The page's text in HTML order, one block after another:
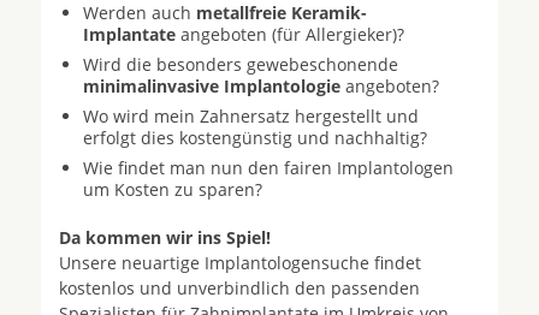
Werden auch metallfreie Keramik-
Implantate angeboten (für Allergieker)?
Wird die besonders gewebeschonende
minimalinvasive Implantologie angeboten?
Wo wird mein Zahnersatz hergestellt und
erfolgt dies kostengünstig und nachhaltig?
Wie findet man nun den fairen Implantologen
um Kosten zu sparen?
Da kommen wir ins Spiel!
Unsere neuartige Implantologensuche findet
kostenlos und unverbindlich den passenden